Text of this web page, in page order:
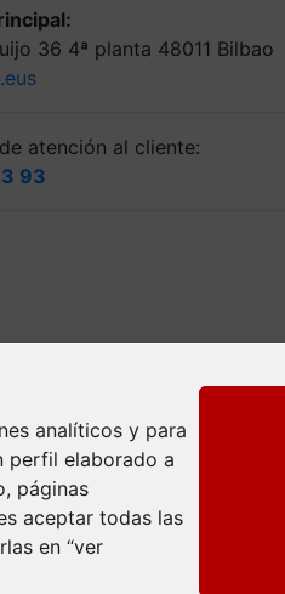
analíticos y para
perfil elaborado a
páginas
aceptar todas las
en “ver
36 4ª planta 48011 Bilbao
atención al cliente:
93
privacidad